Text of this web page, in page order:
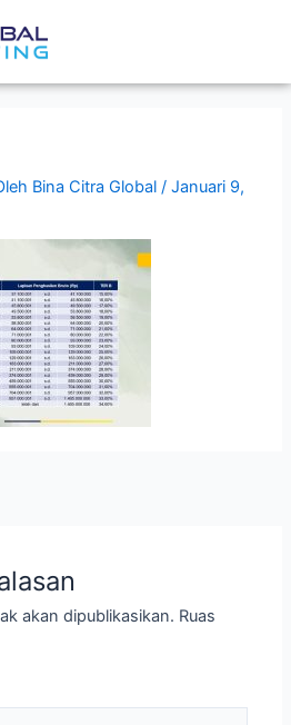
Bina Citra Global/Januari 9,
akan dipublikasikan. Ruas